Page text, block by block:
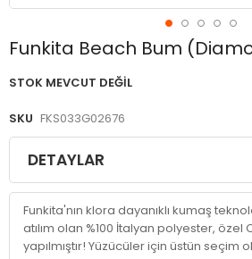
Funkita Beach Bum
STOK MEVCUT DEĞIL
SKU FKS033G02676
Resim
başlangıcına
DETAYLAR
Funkita'nın klora dayanıklı kumaş
atılım olan %100 İtalyan polyester, özel
yapılmıştır! Yüzücüler için üstün seçim